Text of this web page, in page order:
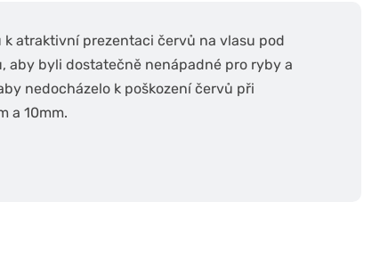
atraktivní prezentaci červů na vlasu pod
aby byli dostatečně nenápadné pro ryby a
nedocházelo k poškození červů při
a 10mm.